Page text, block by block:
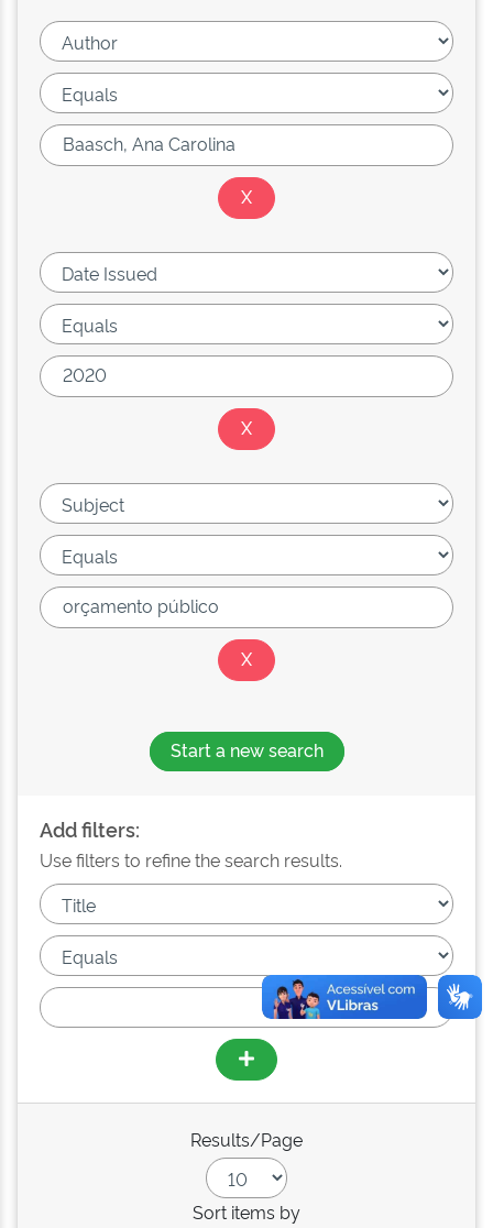
Start a new search
Add filters:
Use filters to refine the search results.
Results/Page
Sort items by